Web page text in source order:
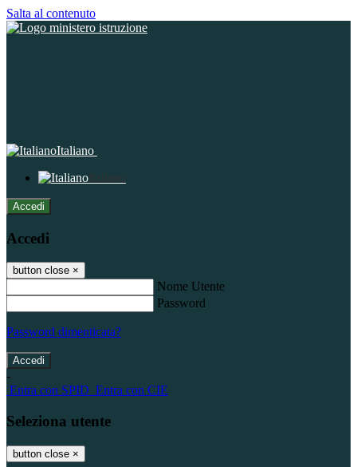
Salta al contenuto
Italiano
Italiano
Accedi
Accedi
button close ×
Nome Utente
Password
Password dimenticata?
-
Entra con SPID Entra con CIE
Seleziona utente
button close ×